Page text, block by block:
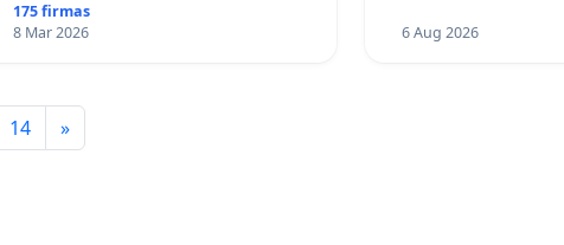
175 firmas
8 Mar 2026
6 Aug 2026
14 »